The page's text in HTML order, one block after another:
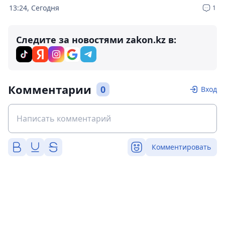
13:24, Сегодня 1
Следите за новостями zakon.kz в:
Комментарии 0 Вход
Комментировать